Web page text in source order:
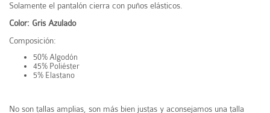
Solamente el pantalón cierra con puños elásticos.
Color: Gris Azulado
Composición:
50% Algodón
45% Poliéster
5% Elastano
No son tallas amplias, son más bien justas y aconsejamos una talla